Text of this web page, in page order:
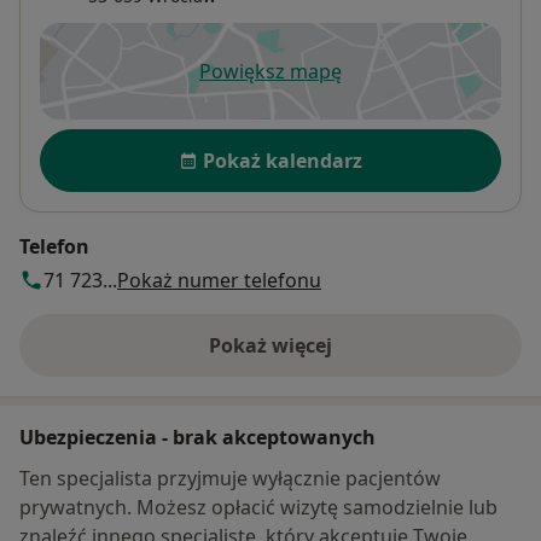
Powiększ mapęotwiera się w nowej karcie
Dostępność
Pokaż kalendarz
Telefon
71 723...Pokaż numer telefonu
Pokaż więcej
o adresie
Ubezpieczenia - brak akceptowanych
Ten specjalista przyjmuje wyłącznie pacjentów
prywatnych. Możesz opłacić wizytę samodzielnie lub